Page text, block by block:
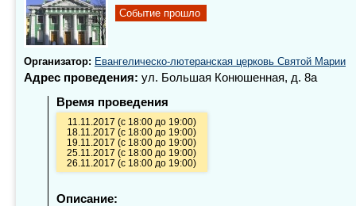
Событие прошло
Организатор: Евангелическо-лютеранская церковь Святой Марии
Адрес проведения: ул. Большая Конюшенная, д. 8а
Время проведения
11.11.2017 (с 18:00 до 19:00)
18.11.2017 (с 18:00 до 19:00)
19.11.2017 (с 18:00 до 19:00)
25.11.2017 (с 18:00 до 19:00)
26.11.2017 (с 18:00 до 19:00)
Описание: